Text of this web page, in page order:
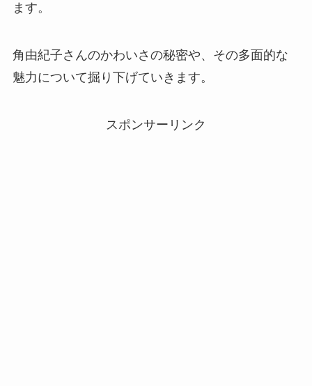
ます。
角由紀子さんのかわいさの秘密や、その多面的な
魅力について掘り下げていきます。
スポンサーリンク